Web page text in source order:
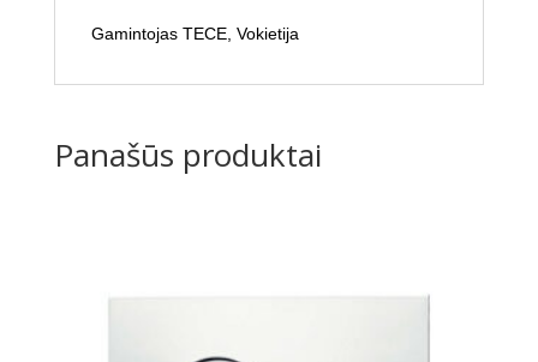
Gamintojas TECE, Vokietija
Panašūs produktai